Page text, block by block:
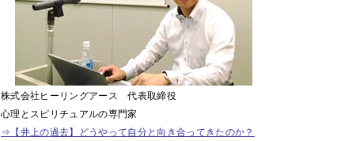
株式会社ヒーリングアース 代表取締役
心理とスピリチュアルの専門家
⇒【井上の過去】どうやって自分と向き合ってきたのか？